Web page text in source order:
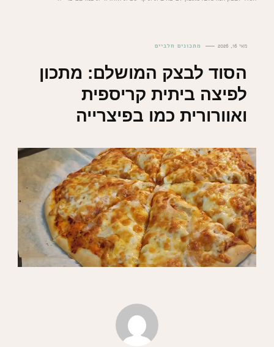
מאי 16, 2026 מתכונים חלביים
הסוד לבצק המושלם: מתכון
לפיצה ביתית קריספית
ואוורורית כמו בפיצרייה